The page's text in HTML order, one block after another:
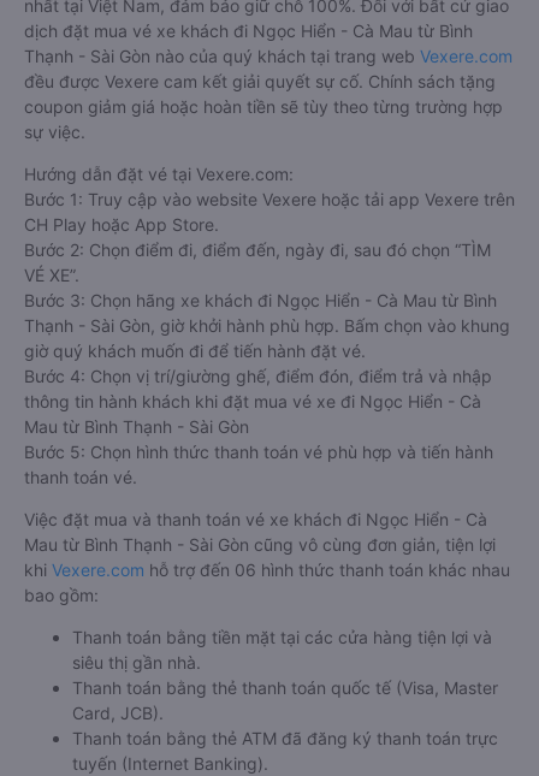
nhất tại Việt Nam, đảm bảo giữ chỗ 100%. Đối với bất cứ giao
dịch đặt mua vé xe khách đi Ngọc Hiển - Cà Mau từ Bình
Thạnh - Sài Gòn nào của quý khách tại trang web Vexere.com
đều được Vexere cam kết giải quyết sự cố. Chính sách tặng
coupon giảm giá hoặc hoàn tiền sẽ tùy theo từng trường hợp
sự việc.
Hướng dẫn đặt vé tại Vexere.com:
Bước 1: Truy cập vào website Vexere hoặc tải app Vexere trên
CH Play hoặc App Store.
Bước 2: Chọn điểm đi, điểm đến, ngày đi, sau đó chọn “TÌM
VÉ XE”.
Bước 3: Chọn hãng xe khách đi Ngọc Hiển - Cà Mau từ Bình
Thạnh - Sài Gòn, giờ khởi hành phù hợp. Bấm chọn vào khung
giờ quý khách muốn đi để tiến hành đặt vé.
Bước 4: Chọn vị trí/giường ghế, điểm đón, điểm trả và nhập
thông tin hành khách khi đặt mua vé xe đi Ngọc Hiển - Cà
Mau từ Bình Thạnh - Sài Gòn
Bước 5: Chọn hình thức thanh toán vé phù hợp và tiến hành
thanh toán vé.
Việc đặt mua và thanh toán vé xe khách đi Ngọc Hiển - Cà
Mau từ Bình Thạnh - Sài Gòn cũng vô cùng đơn giản, tiện lợi
khi Vexere.com hỗ trợ đến 06 hình thức thanh toán khác nhau
bao gồm:
Thanh toán bằng tiền mặt tại các cửa hàng tiện lợi và
siêu thị gần nhà.
Thanh toán bằng thẻ thanh toán quốc tế (Visa, Master
Card, JCB).
Thanh toán bằng thẻ ATM đã đăng ký thanh toán trực
tuyến (Internet Banking).